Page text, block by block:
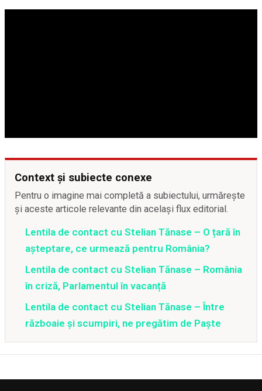
Context și subiecte conexe
Pentru o imagine mai completă a subiectului, urmărește
și aceste articole relevante din același flux editorial.
Lentila de contact cu Stelian Tănase – O țară în
așteptare, ce urmează pentru România?
Lentila de contact cu Stelian Tănase – România
în criză, Parlamentul în vacanță
Lentila de contact cu Stelian Tănase – Între
războaie și scumpiri, ne pregătim de Paște